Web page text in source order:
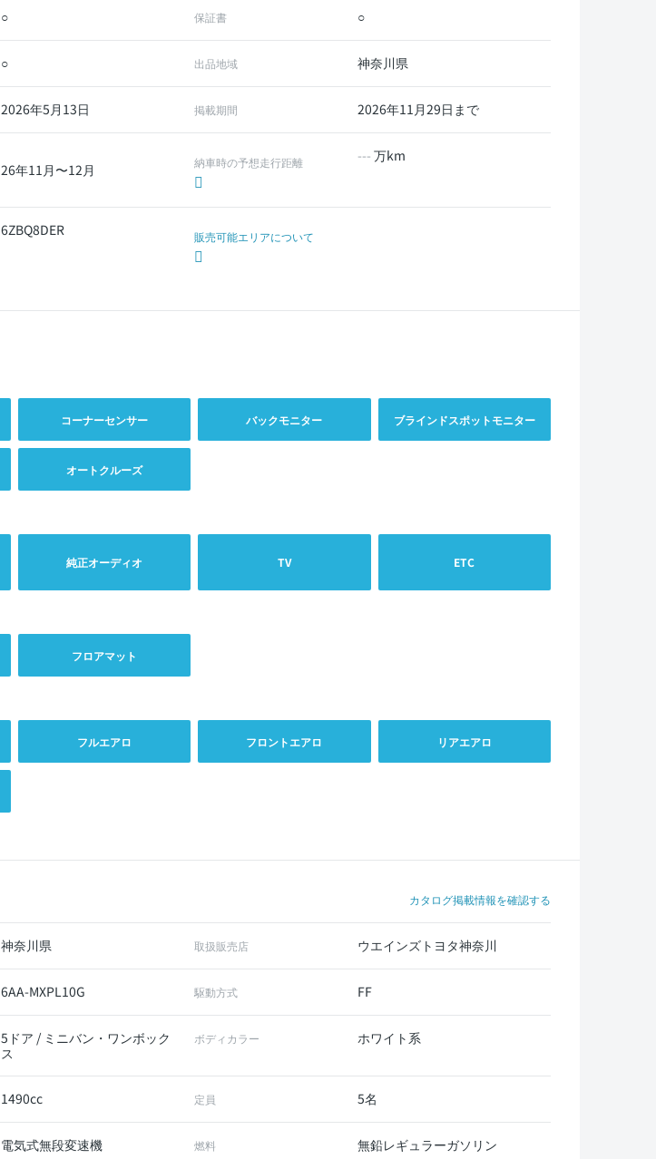
○ 保証書 ○
○ 出品地域 神奈川県
2026年5月13日 掲載期間 2026年11月29日まで
26年11月〜12月 納車時の予想走行距離 --- 万km
6ZBQ8DER 販売可能エリアについて
コーナーセンサー バックモニター ブラインドスポットモニター
オートクルーズ
純正オーディオ TV ETC
フロアマット
フルエアロ フロントエアロ リアエアロ
カタログ掲載情報を確認する
神奈川県 取扱販売店 ウエインズトヨタ神奈川
6AA-MXPL10G 駆動方式 FF
5ドア / ミニバン・ワンボック
ス
ボディカラー ホワイト系
1490cc 定員 5名
電気式無段変速機 燃料 無鉛レギュラーガソリン